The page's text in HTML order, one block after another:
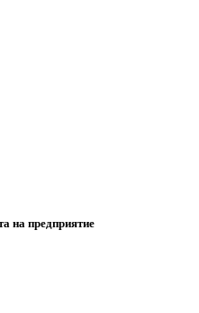
на предприятие